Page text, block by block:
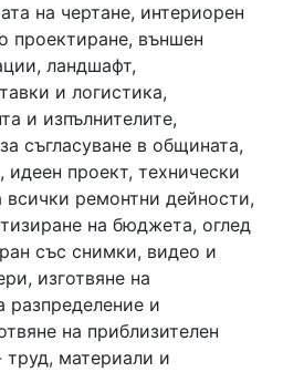
на чертане, интериорен
проектиране, външен
ландшафт,
и логистика,
и изпълнителите,
съгласуване в общината,
идеен проект, технически
всички ремонтни дейности,
на бюджета, оглед
със снимки, видео и
изготвяне на
разпределение и
на приблизителен
материали и